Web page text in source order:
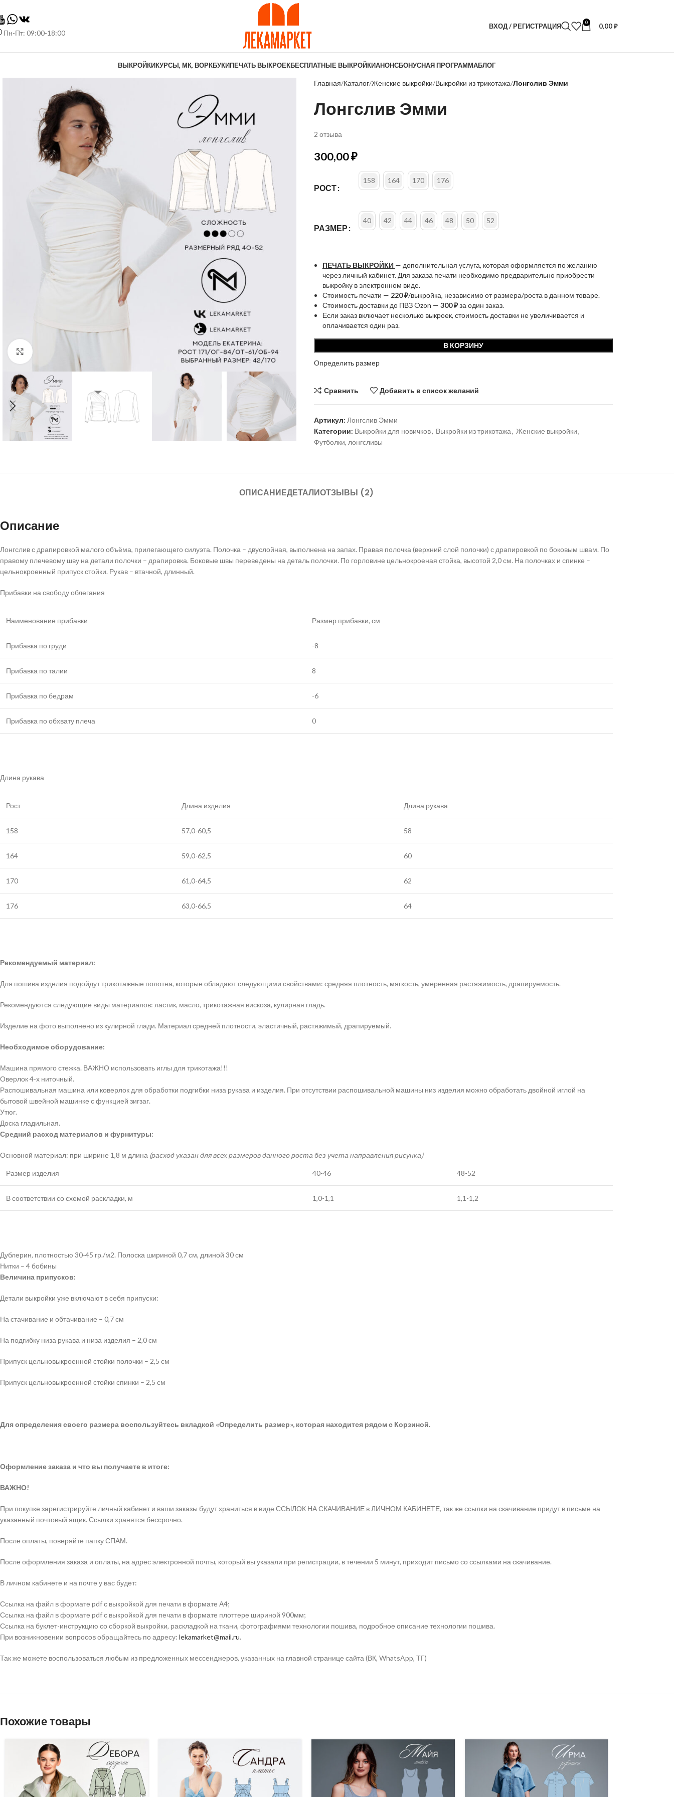
Пн-Пт: 09:00-18:00
ВХОД / РЕГИСТРАЦИЯ 0 0,00₽
ВЫКРОЙКИКУРСЫ, МК, ВОРКБУКИПЕЧАТЬ ВЫКРОЕКБЕСПЛАТНЫЕ ВЫКРОЙКИАНОНСБОНУСНАЯ ПРОГРАММАБЛОГ
Главная Каталог Женские выкройки Выкройки из трикотажа Лонгслив Эмми
Лонгслив Эмми
2 отзыва
300,00₽
РОСТ
158 164 170 176
РАЗМЕР
40 42 44 46 48 50 52
ПЕЧАТЬ ВЫКРОЙКИ — дополнительная услуга, которая оформляется по желанию
через личный кабинет. Для заказа печати необходимо предварительно приобрести
выкройку в электронном виде.
Стоимость печати — 220 ₽/выкройка, независимо от размера/роста в данном товаре.
Стоимость доставки до ПВЗ Ozon — 300 ₽за один заказ.
Если заказ включает несколько выкроек, стоимость доставки не увеличивается и
оплачивается один раз.
В КОРЗИНУ
Определить размер
Сравнить Добавить в список желаний
Артикул: Лонгслив Эмми
Категории: Выкройки для новичков, Выкройки из трикотажа, Женские выкройки,
Футболки, лонгсливы
ОПИСАНИЕДЕТАЛИОТЗЫВЫ (2)
Описание
Лонгслив с драпировкой малого объёма, прилегающего силуэта. Полочка – двуслойная, выполнена на запах. Правая полочка (верхний слой полочки) с драпировкой по боковым швам. По
правому плечевому шву на детали полочки – драпировка. Боковые швы переведены на деталь полочки. По горловине цельнокроеная стойка, высотой 2,0 см. На полочках и спинке –
цельнокроенный припуск стойки. Рукав – втачной, длинный.
Прибавки на свободу облегания
Наименование прибавки Размер прибавки, см
Прибавка по груди -8
Прибавка по талии 8
Прибавка по бедрам -6
Прибавка по обхвату плеча 0
Длина рукава
Рост Длина изделия Длина рукава
158 57,0-60,5 58
164 59,0-62,5 60
170 61,0-64,5 62
176 63,0-66,5 64
Рекомендуемый материал:
Для пошива изделия подойдут трикотажные полотна, которые обладают следующими свойствами: средняя плотность, мягкость, умеренная растяжимость, драпируемость.
Рекомендуются следующие виды материалов: ластик, масло, трикотажная вискоза, кулирная гладь.
Изделие на фото выполнено из кулирной глади. Материал средней плотности, эластичный, растяжимый, драпируемый.
Необходимое оборудование:
Машина прямого стежка. ВАЖНО использовать иглы для трикотажа!!!
Оверлок 4-х ниточный.
Распошивальная машина или коверлок для обработки подгибки низа рукава и изделия. При отсутствии распошивальной машины низ изделия можно обработать двойной иглой на
бытовой швейной машинке с функцией зигзаг.
Утюг.
Доска гладильная.
Средний расход материалов и фурнитуры:
Основной материал: при ширине 1,8 м длина (расход указан для всех размеров данного роста без учета направления рисунка)
Размер изделия 40-46 48-52
В соответствии со схемой раскладки, м 1,0-1,1 1,1-1,2
Дублерин, плотностью 30-45 гр./м2. Полоска шириной 0,7 см, длиной 30 см
Нитки – 4 бобины
Величина припусков:
Детали выкройки уже включают в себя припуски:
На стачивание и обтачивание – 0,7 см
На подгибку низа рукава и низа изделия – 2,0 см
Припуск цельновыкроенной стойки полочки – 2,5 см
Припуск цельновыкроенной стойки спинки – 2,5 см
Для определения своего размера воспользуйтесь вкладкой «Определить размер», которая находится рядом с Корзиной.
Оформление заказа и что вы получаете в итоге:
ВАЖНО!
При покупке зарегистрируйте личный кабинет и ваши заказы будут храниться в виде ССЫЛОК НА СКАЧИВАНИЕ в ЛИЧНОМ КАБИНЕТЕ, так же ссылки на скачивание придут в письме на
указанный почтовый ящик. Ссылки хранятся бессрочно.
После оплаты, поверяйте папку СПАМ.
После оформления заказа и оплаты, на адрес электронной почты, который вы указали при регистрации, в течении 5 минут, приходит письмо со ссылками на скачивание.
В личном кабинете и на почте у вас будет:
Ссылка на файл в формате pdf с выкройкой для печати в формате А4;
Ссылка на файл в формате pdf с выкройкой для печати в формате плоттере шириной 900мм;
Ссылка на буклет-инструкцию со сборкой выкройки, раскладкой на ткани, фотографиями технологии пошива, подробное описание технологии пошива.
При возникновении вопросов обращайтесь по адресу: lekamarket@mail.ru.
Так же можете воспользоваться любым из предложенных мессенджеров, указанных на главной странице сайта (ВК, WhatsApp, ТГ)
Похожие товары